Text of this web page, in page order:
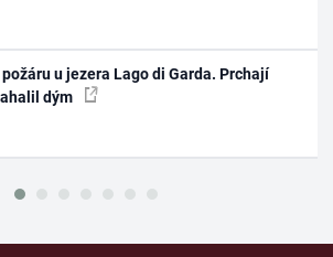
u jezera Lago di Garda. Prchají
dým